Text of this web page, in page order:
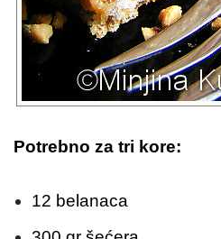
Potrebno za tri kore:
12 belanaca